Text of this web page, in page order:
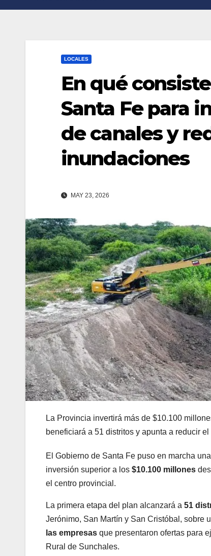
LOCALES
En qué
Santa Fe para
de canales y
inundaciones
MAY 23, 2026
La Provincia invertirá más de $10.100
beneficiará a 51 distritos y apunta a reducir
El Gobierno de Santa Fe puso en marcha
inversión superior a los $10.100 millones
el centro provincial.
La primera etapa del plan alcanzará a 51
Jerónimo, San Martín y San Cristóbal, sobre
las empresas que presentaron ofertas para
Rural de Sunchales.
n